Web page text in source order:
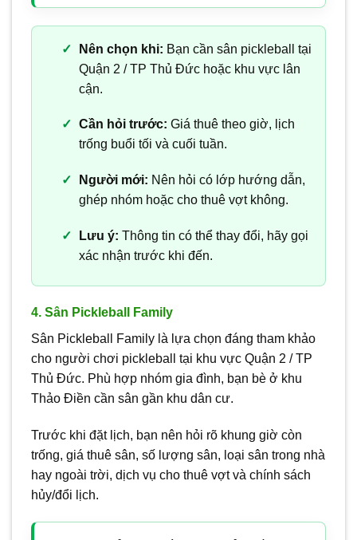
Nên chọn khi: Bạn cần sân pickleball tại
Quận 2 / TP Thủ Đức hoặc khu vực lân
cận.
Cần hỏi trước: Giá thuê theo giờ, lịch
trống buổi tối và cuối tuần.
Người mới: Nên hỏi có lớp hướng dẫn,
ghép nhóm hoặc cho thuê vợt không.
Lưu ý: Thông tin có thể thay đổi, hãy gọi
xác nhận trước khi đến.
4. Sân Pickleball Family
Sân Pickleball Family là lựa chọn đáng tham khảo
cho người chơi pickleball tại khu vực Quận 2 / TP
Thủ Đức. Phù hợp nhóm gia đình, bạn bè ở khu
Thảo Điền cần sân gần khu dân cư.
Trước khi đặt lịch, bạn nên hỏi rõ khung giờ còn
trống, giá thuê sân, số lượng sân, loại sân trong nhà
hay ngoài trời, dịch vụ cho thuê vợt và chính sách
hủy/đổi lịch.